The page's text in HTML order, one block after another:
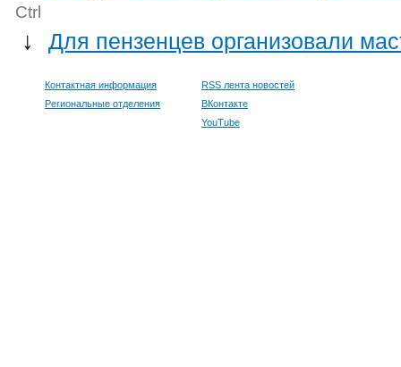
Ctrl
↓ Для пензенцев организовали
Контактная информация
Региональные отделения
RSS лента новостей
ВКонтакте
YouTube